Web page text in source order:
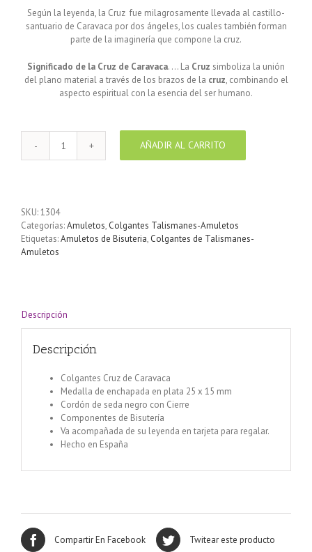
Según la leyenda, la Cruz fue milagrosamente llevada al castillo-
santuario de Caravaca por dos ángeles, los cuales también forman
parte de la imaginería que compone la cruz.
Significado de la Cruz de Caravaca. … La Cruz simboliza la unión
del plano material a través de los brazos de la cruz, combinando el
aspecto espiritual con la esencia del ser humano.
Colgante
encerado
negro
AÑADIR AL CARRITO
SKU:1304
Categorías:Amuletos, Colgantes Talismanes-Amuletos
Etiquetas:Amuletos de Bisuteria, Colgantes de Talismanes-
Amuletos
Descripción
Descripción
Colgantes Cruz de Caravaca
Medalla de enchapada en plata 25 x 15 mm
Cordón de seda negro con Cierre
Componentes de Bisutería
Va acompañada de su leyenda en tarjeta para regalar.
Hecho en España
Compartir En Facebook Twitear este producto